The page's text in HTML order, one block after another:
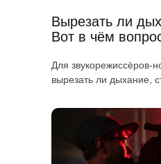
Для звукорежиссёров-
вырезать ли дыхание,
Вырезать ли
Вот в чём